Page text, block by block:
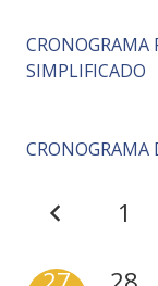
CRONOGRAMA
SIMPLIFICADO
CRONOGRAMA
1